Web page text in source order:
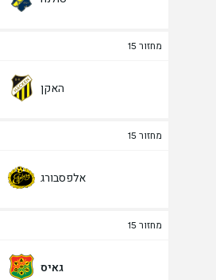
מחזור 15
האקן
מחזור 15
אלפסבורג
מחזור 15
גאיס